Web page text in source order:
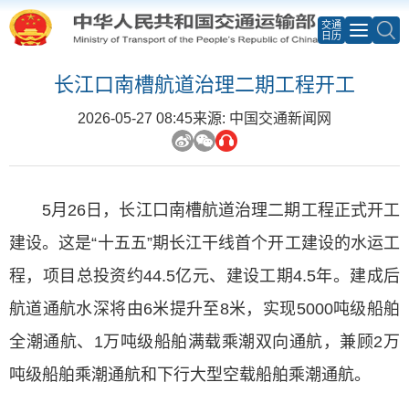
交通
日历
长江口南槽航道治理二期工程开工
2026-05-27 08:45来源: 中国交通新闻网
5月26日，长江口南槽航道治理二期工程正式开工
建设。这是“十五五”期长江干线首个开工建设的水运工
程，项目总投资约44.5亿元、建设工期4.5年。建成后
航道通航水深将由6米提升至8米，实现5000吨级船舶
全潮通航、1万吨级船舶满载乘潮双向通航，兼顾2万
吨级船舶乘潮通航和下行大型空载船舶乘潮通航。